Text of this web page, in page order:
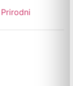
Prirodni